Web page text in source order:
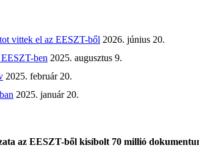
vittek el az EESZT-ből 2026. június 20.
ben 2025. augusztus 9.
2025. február 20.
2025. január 20.
az EESZT-ből kisíbolt 70 millió